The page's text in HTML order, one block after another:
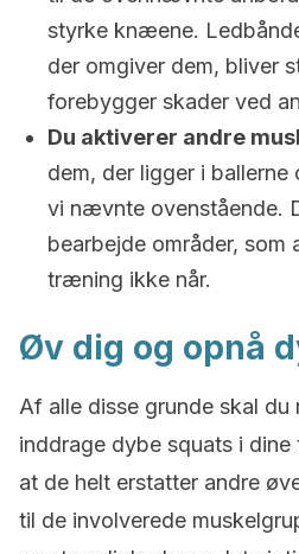
styrke knæene.
der omgiver dem, bliver
forebygger skader ved
Du aktiverer andre
dem, der ligger i ballerne
vi nævnte ovenstående.
bearbejde områder, som
træning ikke når.
Øv dig og opnå
Af alle disse grunde skal
inddrage dybe squats i
at de helt erstatter andre
til de involverede